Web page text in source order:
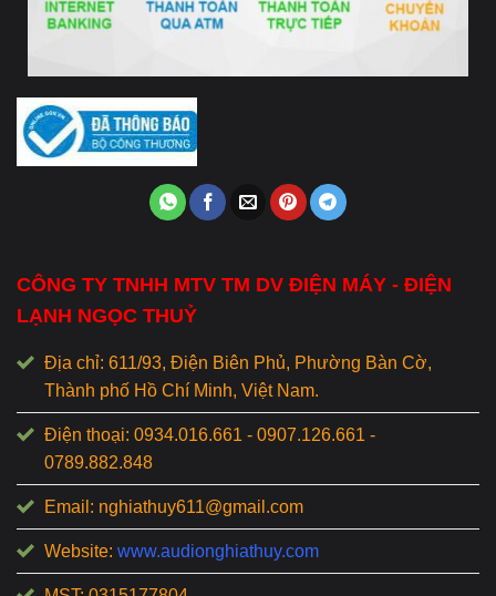
CÔNG TY TNHH MTV TM DV ĐIỆN MÁY - ĐIỆN
LẠNH NGỌC THUỶ
Địa chỉ: 611/93, Điện Biên Phủ, Phường Bàn Cờ,
Thành phố Hồ Chí Minh, Việt Nam.
Điện thoại: 0934.016.661 - 0907.126.661 -
0789.882.848
Email: nghiathuy611@gmail.com
Website: www.audionghiathuy.com